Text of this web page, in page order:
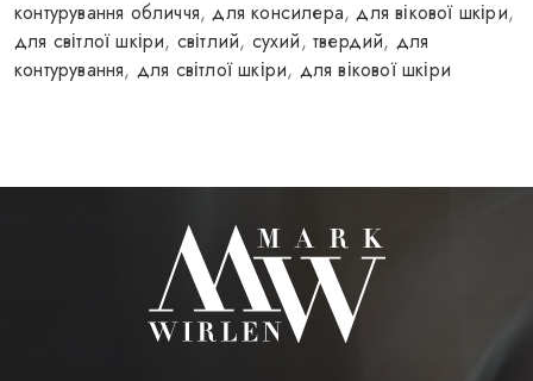
контурування обличчя,для консилера,для вікової шкіри,
для світлої шкіри, світлий, сухий,твердий, для
контурування, для світлої шкіри, для вікової шкіри